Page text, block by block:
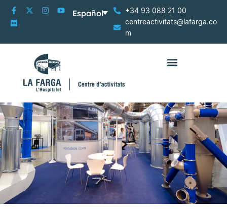
+34 93 088 21 00
centreactivitats@lafarga.co
m
Español